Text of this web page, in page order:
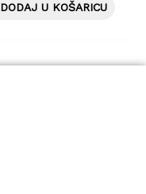
DODAJ U KOŠARICU